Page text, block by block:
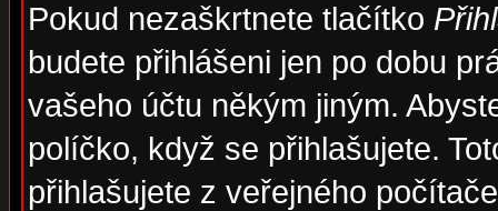
Pokud nezaškrtnete tlačítko
budete přihlášeni jen po dobu
vašeho účtu někým jiným.
políčko, když se přihlašujete.
přihlašujete z veřejného